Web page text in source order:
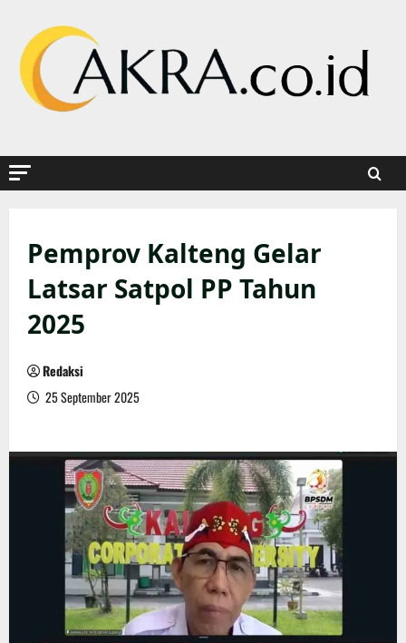
content
Pemprov Kalteng Gelar
Latsar Satpol PP Tahun
2025
Redaksi
25 September 2025